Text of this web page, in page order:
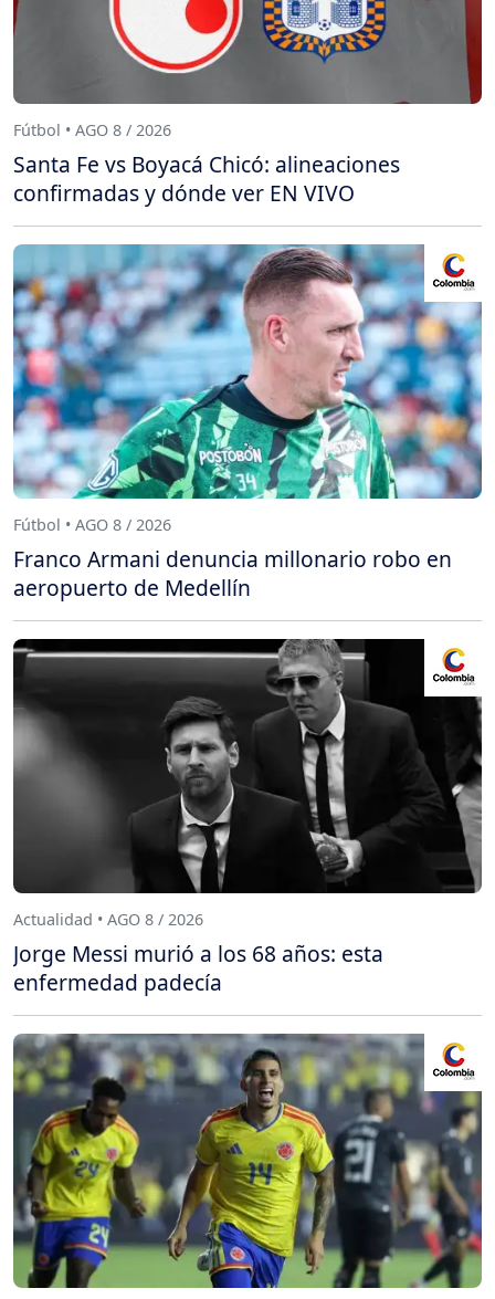
Fútbol • AGO 8 / 2026
Santa Fe vs Boyacá Chicó: alineaciones
confirmadas y dónde ver EN VIVO
Fútbol • AGO 8 / 2026
Franco Armani denuncia millonario robo en
aeropuerto de Medellín
Actualidad • AGO 8 / 2026
Jorge Messi murió a los 68 años: esta
enfermedad padecía